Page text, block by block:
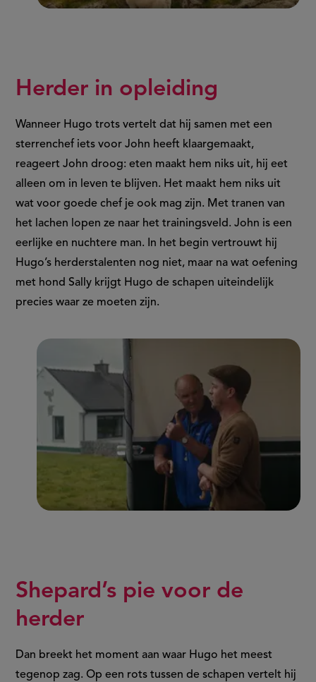
Herder in opleiding
Wanneer Hugo trots vertelt dat hij samen met een
sterrenchef iets voor John heeft klaargemaakt,
reageert John droog: eten maakt hem niks uit, hij eet
alleen om in leven te blijven. Het maakt hem niks uit
wat voor goede chef je ook mag zijn. Met tranen van
het lachen lopen ze naar het trainingsveld. John is een
eerlijke en nuchtere man. In het begin vertrouwt hij
Hugo’s herderstalenten nog niet, maar na wat oefening
met hond Sally krijgt Hugo de schapen uiteindelijk
precies waar ze moeten zijn.
Shepard’s pie voor de
herder
Dan breekt het moment aan waar Hugo het meest
tegenop zag. Op een rots tussen de schapen vertelt hij